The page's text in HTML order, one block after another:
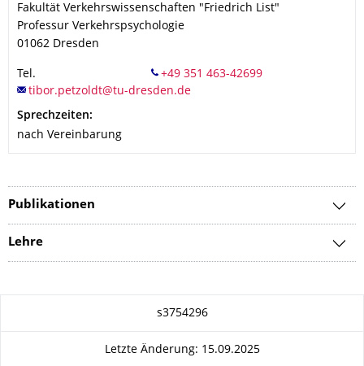
Fakultät Verkehrswissenschaften "Friedrich List"
Professur Verkehrspsychologie
01062 Dresden
Tel.
Sprechzeiten:
nach Vereinbarung
Publikationen
Lehre
s3754296
Letzte Änderung: 15.09.2025